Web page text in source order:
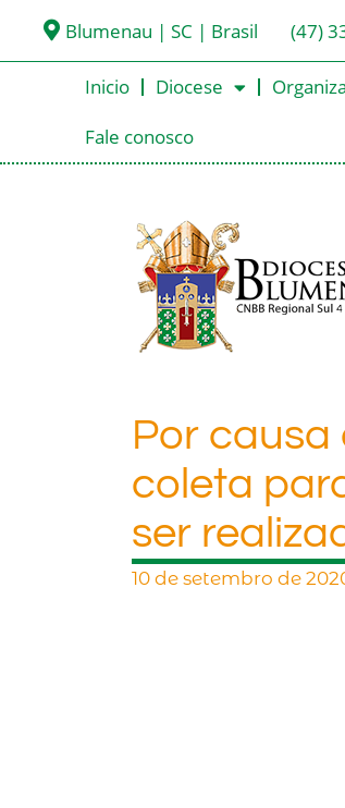
Blumenau | SC | Brasil (47)
Inicio Diocese
Fale conosco
Por causa
coleta
ser
10 de setembro de